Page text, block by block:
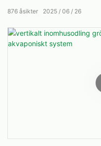
2025 06 26
876 åsikter